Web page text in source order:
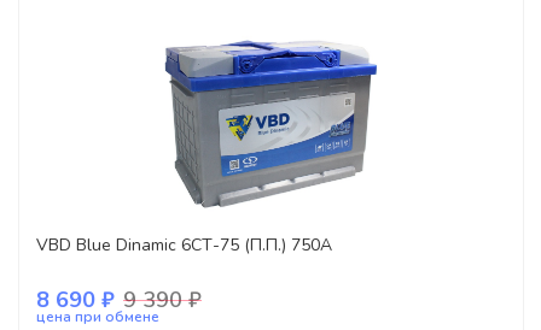
VBD Blue Dinamic 6СТ-75 (П.П.) 750А
8 690 ₽ 9 390 ₽
цена при обмене